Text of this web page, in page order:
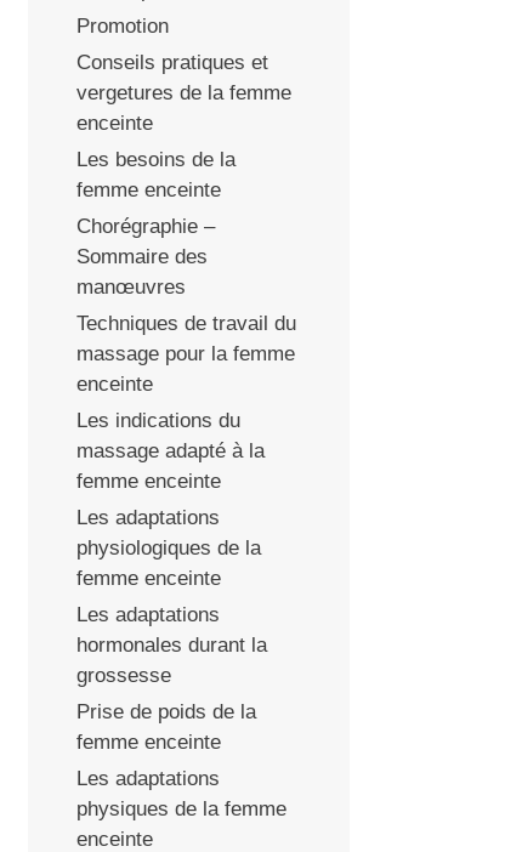
Promotion
Conseils pratiques et
vergetures de la femme
enceinte
Les besoins de la
femme enceinte
Chorégraphie –
Sommaire des
manœuvres
Techniques de travail du
massage pour la femme
enceinte
Les indications du
massage adapté à la
femme enceinte
Les adaptations
physiologiques de la
femme enceinte
Les adaptations
hormonales durant la
grossesse
Prise de poids de la
femme enceinte
Les adaptations
physiques de la femme
enceinte